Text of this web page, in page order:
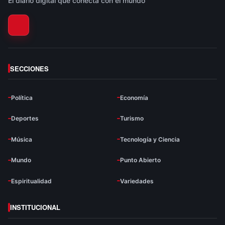
SECCIONES
Política Economía
Deportes Turismo
Música Tecnología y Ciencia
Mundo Punto Abierto
Espiritualidad Variedades
INSTITUCIONAL